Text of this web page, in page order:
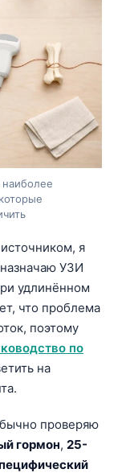
я
УЗИ
удлинённом
что проблема
поэтому
по
на
проверяю
гормон, 25-